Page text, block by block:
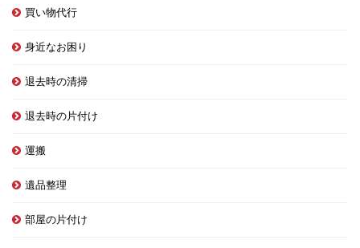
買い物代行
身近なお困り
退去時の清掃
退去時の片付け
運搬
遺品整理
部屋の片付け